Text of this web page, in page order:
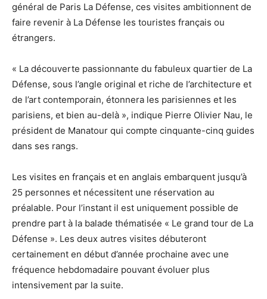
général de Paris La Défense, ces visites ambitionnent de
faire revenir à La Défense les touristes français ou
étrangers.
« La découverte passionnante du fabuleux quartier de La
Défense, sous l’angle original et riche de l’architecture et
de l’art contemporain, étonnera les parisiennes et les
parisiens, et bien au-delà », indique Pierre Olivier Nau, le
président de Manatour qui compte cinquante-cinq guides
dans ses rangs.
Les visites en français et en anglais embarquent jusqu’à
25 personnes et nécessitent une réservation au
préalable. Pour l’instant il est uniquement possible de
prendre part à la balade thématisée « Le grand tour de La
Défense ». Les deux autres visites débuteront
certainement en début d’année prochaine avec une
fréquence hebdomadaire pouvant évoluer plus
intensivement par la suite.